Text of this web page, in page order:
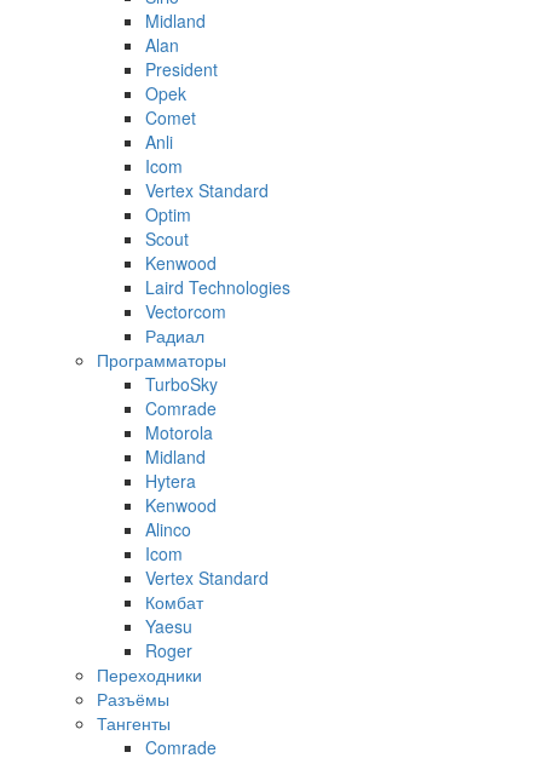
Midland
Alan
President
Opek
Comet
Anli
Icom
Vertex Standard
Optim
Scout
Kenwood
Laird Technologies
Vectorcom
Радиал
Программаторы
TurboSky
Comrade
Motorola
Midland
Hytera
Kenwood
Alinco
Icom
Vertex Standard
Комбат
Yaesu
Roger
Переходники
Разъёмы
Тангенты
Comrade